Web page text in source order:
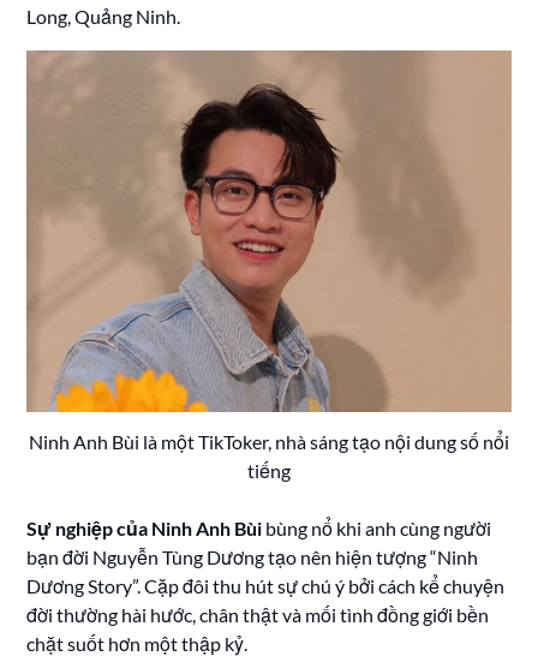
Long, Quảng Ninh.
Ninh Anh Bùi là một TikToker, nhà sáng tạo nội dung số nổi
tiếng
Sự nghiệp của Ninh Anh Bùi bùng nổ khi anh cùng người
bạn đời Nguyễn Tùng Dương tạo nên hiện tượng “Ninh
Dương Story”. Cặp đôi thu hút sự chú ý bởi cách kể chuyện
đời thường hài hước, chân thật và mối tình đồng giới bền
chặt suốt hơn một thập kỷ.